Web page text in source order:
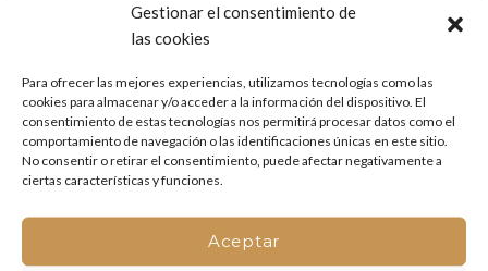
Gestionar el consentimiento de
las cookies
Para ofrecer las mejores experiencias, utilizamos tecnologías como las
cookies para almacenar y/o acceder a la información del dispositivo. El
consentimiento de estas tecnologías nos permitirá procesar datos como el
comportamiento de navegación o las identificaciones únicas en este sitio.
No consentir o retirar el consentimiento, puede afectar negativamente a
ciertas características y funciones.
Aceptar
Restauración de portón histórico en Nules: carpintería
tradicional y mejora funcional
Puertas de madera de pino a medida: trabajo artesanal
desde nuestro taller
Reformas de madera a medida en Casa Rural l’Antic Palau
Mueble de baño a medida en madera de mobila vieja